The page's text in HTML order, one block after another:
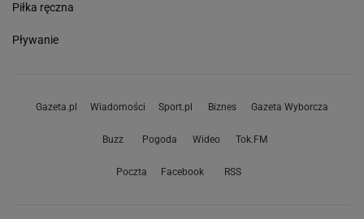
Piłka ręczna
Pływanie
Gazeta.pl Wiadomości Sport.pl Biznes Gazeta Wyborcza
Buzz Pogoda Wideo Tok.FM
Poczta Facebook RSS